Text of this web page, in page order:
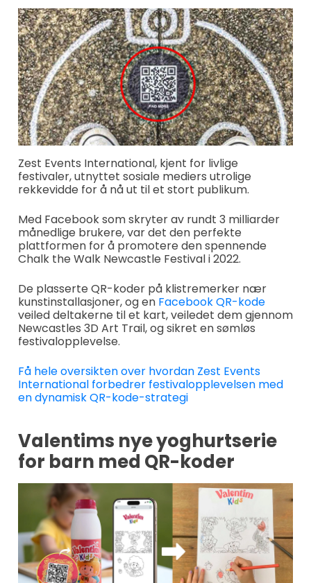
Zest Events International, kjent for livlige
festivaler, utnyttet sosiale mediers utrolige
rekkevidde for å nå ut til et stort publikum.
Med Facebook som skryter av rundt 3 milliarder
månedlige brukere, var det den perfekte
plattformen for å promotere den spennende
Chalk the Walk Newcastle Festival i 2022.
De plasserte QR-koder på klistremerker nær
kunstinstallasjoner, og en Facebook QR-kode
veiled deltakerne til et kart, veiledet dem gjennom
Newcastles 3D Art Trail, og sikret en sømløs
festivalopplevelse.
Få hele oversikten over hvordan Zest Events
International forbedrer festivalopplevelsen med
en dynamisk QR-kode-strategi
Valentims nye yoghurtserie
for barn med QR-koder